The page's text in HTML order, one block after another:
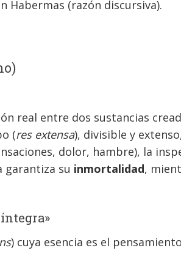
Habermas (razón discursiva).
real entre dos sustancias
(res extensa), divisible y
dolor, hambre), la
garantiza su inmortalidad,
) cuya esencia es el